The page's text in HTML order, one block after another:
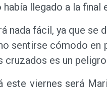
llegado a la final
nada fácil, ya que se
sentirse cómodo
es un
este viernes será